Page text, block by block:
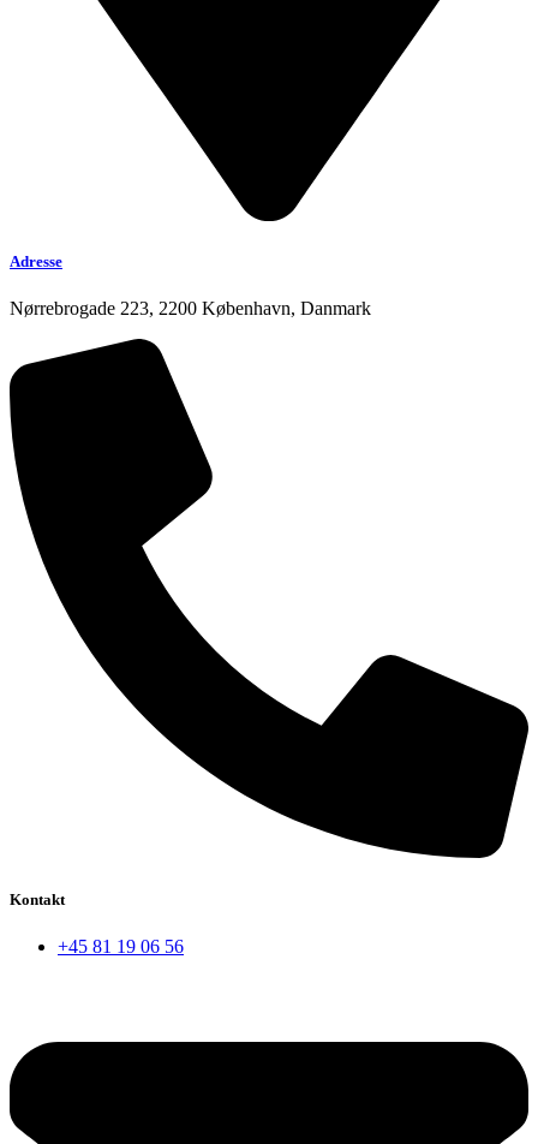
Adresse
Nørrebrogade 223, 2200 København, Danmark
Kontakt
+45 81 19 06 56